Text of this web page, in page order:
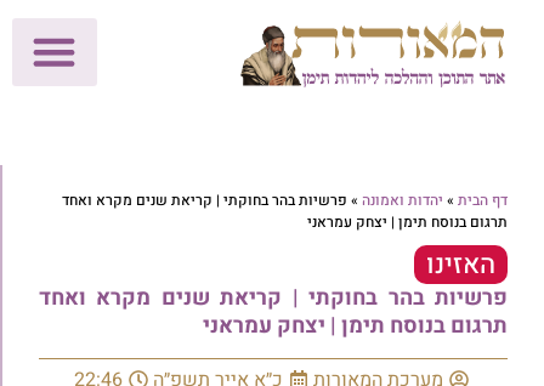
דף הבית » יהדות ואמונה » פרשיות בהר בחוקתי | קריאת שנים מקרא ואחד
תרגום בנוסח תימן | יצחק עמראני
האזינו
פרשיות בהר בחוקתי | קריאת שנים מקרא ואחד
תרגום בנוסח תימן | יצחק עמראני
מערכת המאורות כ״א אייר תשפ״ה
22:46